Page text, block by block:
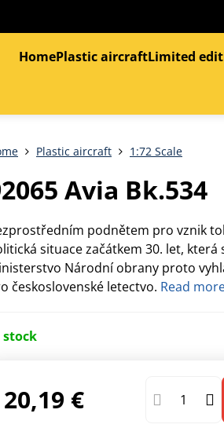
HomePlastic aircraftLimited
Plastic aircraft 1:72 Scale
Avia Bk.534
podnětem pro vznik
situace začátkem 30. let,
Národní obrany proto
československé letectvo. Read
stock
20,19 €